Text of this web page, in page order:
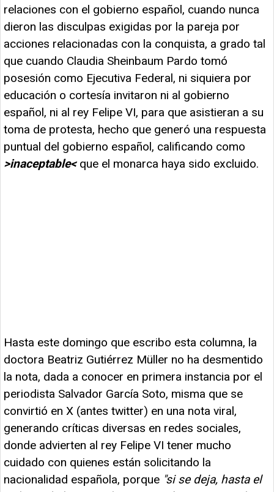
relaciones con el gobierno español, cuando nunca
dieron las disculpas exigidas por la pareja por
acciones relacionadas con la conquista, a grado tal
que cuando Claudia Sheinbaum Pardo tomó
posesión como Ejecutiva Federal, ni siquiera por
educación o cortesía invitaron ni al gobierno
español, ni al rey Felipe VI, para que asistieran a su
toma de protesta, hecho que generó una respuesta
puntual del gobierno español, calificando como
>inaceptable<que el monarca haya sido excluido.
Hasta este domingo que escribo esta columna, la
doctora Beatriz Gutiérrez Müller no ha desmentido
la nota, dada a conocer en primera instancia por el
periodista Salvador García Soto, misma que se
convirtió en X (antes twitter) en una nota viral,
generando críticas diversas en redes sociales,
donde advierten al rey Felipe VI tener mucho
cuidado con quienes están solicitando la
nacionalidad española, porque "si se deja, hasta el